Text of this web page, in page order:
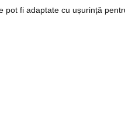
fi adaptate cu ușurință